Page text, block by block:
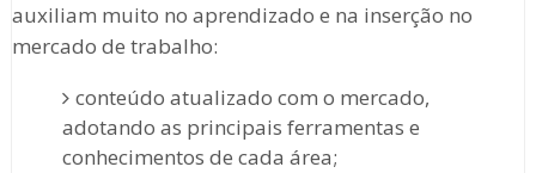
auxiliam muito no aprendizado e na inserção no
mercado de trabalho:
conteúdo atualizado com o mercado,
adotando as principais ferramentas e
conhecimentos de cada área;